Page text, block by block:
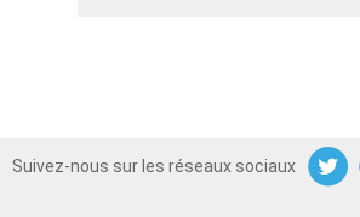
Suivez-nous sur les réseaux sociaux
TwitterFacebook